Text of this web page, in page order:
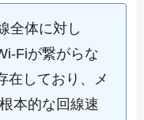
全体に対し
Fiが繋がらな
在しており、メ
本的な回線速